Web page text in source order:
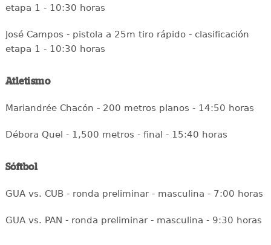
etapa 1 - 10:30 horas
José Campos - pistola a 25m tiro rápido - clasificación
etapa 1 - 10:30 horas
Atletismo
Mariandrée Chacón - 200 metros planos - 14:50 horas
Débora Quel - 1,500 metros - final - 15:40 horas
Sóftbol
GUA vs. CUB - ronda preliminar - masculina - 7:00 horas
GUA vs. PAN - ronda preliminar - masculina - 9:30 horas